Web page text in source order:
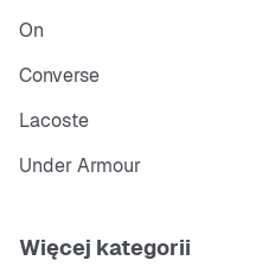
On
Converse
Lacoste
Under Armour
Więcej kategorii